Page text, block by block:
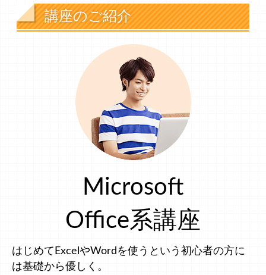
講座のご紹介
Microsoft
Office系講座
はじめてExcelやWordを使うという初心者の方に
は基礎から優しく。